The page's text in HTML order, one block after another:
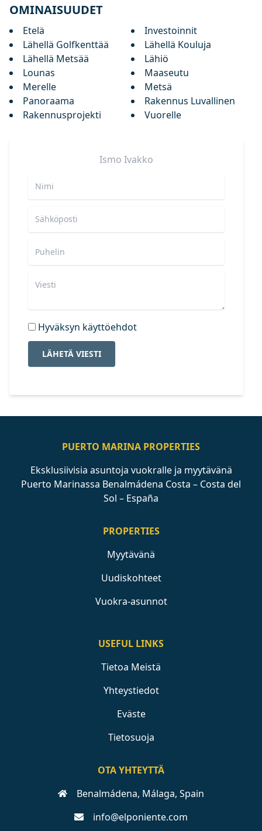
OMINAISUUDET
Etelä
Investoinnit
Lähellä Golfkenttää
Lähellä Kouluja
Lähellä Metsää
Lähiö
Lounas
Maaseutu
Merelle
Metsä
Panoraama
Rakennus Luvallinen
Rakennusprojekti
Vuorelle
Ismo Ivakko
Hyväksyn käyttöehdot
LÄHETÄ VIESTI
PUERTO MARINA PROPERTIES
Eksklusiivisia asuntoja vuokralle ja myytävänä
Puerto Marinassa Benalmádena Costa – Costa del
Sol – España
PROPERTIES
Myytävänä
Uudiskohteet
Vuokra-asunnot
USEFUL LINKS
Tietoa Meistä
Yhteystiedot
Eväste
Tietosuoja
OTA YHTEYTTÄ
Benalmádena, Málaga, Spain
info@elponiente.com